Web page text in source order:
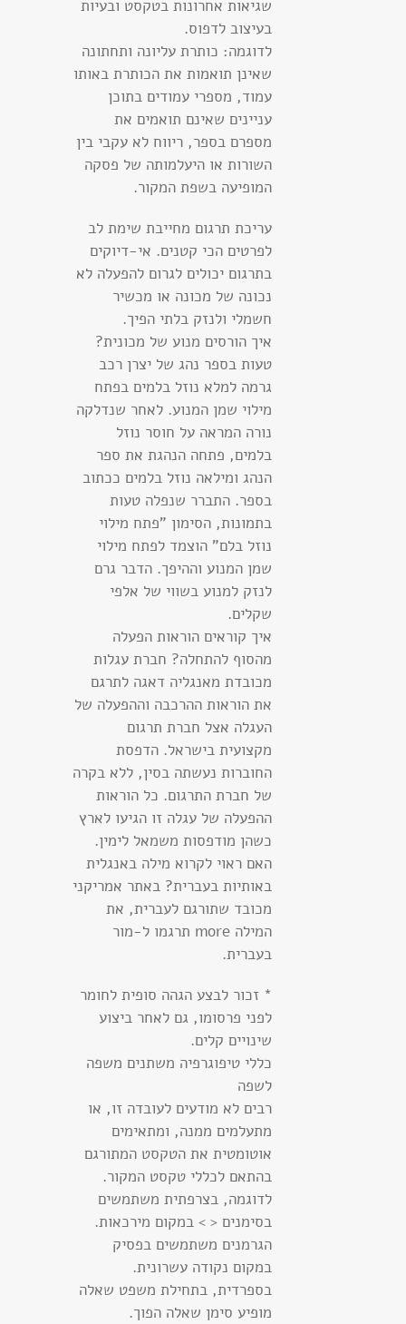
שגיאות אחרונות בטקסט ובעיות
בעיצוב לדפוס.
לדוגמה: כותרת עליונה ותחתונה
שאינן תואמות את הכותרת באותו
עמוד, מספרי עמודים בתוכן
עניינים שאינם תואמים את
מספרם בספר, ריווח לא עקבי בין
השורות או היעלמותה של פסקה
המופיעה בשפת המקור.
עריכת תרגום מחייבת שימת לב
לפרטים הכי קטנים. אי-דיוקים
בתרגום יכולים לגרום להפעלה לא
נכונה של מכונה או מכשיר
חשמלי ולנזק בלתי הפיך.
איך הורסים מנוע של מכונית?
טעות בספר נהג של יצרן רכב
גרמה למלא נוזל בלמים בפתח
מילוי שמן המנוע. לאחר שנדלקה
נורה המראה על חוסר נוזל
בלמים, פתחה הנהגת את ספר
הנהג ומילאה נוזל בלמים ככתוב
בספר. התברר שנפלה טעות
בתמונות, הסימון "פתח מילוי
נוזל בלם" הוצמד לפתח מילוי
שמן המנוע וההיפך. הדבר גרם
לנזק למנוע בשווי של אלפי
שקלים.
איך קוראים הוראות הפעלה
מהסוף להתחלה? חברת עגלות
מכובדת מאנגליה דאגה לתרגם
את הוראות ההרכבה וההפעלה של
העגלה אצל חברת תרגום
מקצועית בישראל. הדפסת
החוברות נעשתה בסין, ללא בקרה
של חברת התרגום. כל הוראות
ההפעלה של עגלה זו הגיעו לארץ
כשהן מודפסות משמאל לימין.
האם ראוי לקרוא מילה באנגלית
באותיות בעברית? באתר אמריקני
מכובד שתורגם לעברית, את
המילה more תרגמו ל-מור
בעברית.
* זכור לבצע הגהה סופית לחומר
לפני פרסומו, גם לאחר ביצוע
שינויים קלים.
כללי טיפוגרפיה משתנים משפה
לשפה
רבים לא מודעים לעובדה זו, או
מתעלמים ממנה, ומתאימים
אוטומטית את הטקסט המתורגם
בהתאם לכללי טקסט המקור.
לדוגמה, בצרפתית משתמשים
בסימנים < > במקום מירכאות.
הגרמנים משתמשים בפסיק
במקום נקודה עשרונית.
בספרדית, בתחילת משפט שאלה
מופיע סימן שאלה הפוך.